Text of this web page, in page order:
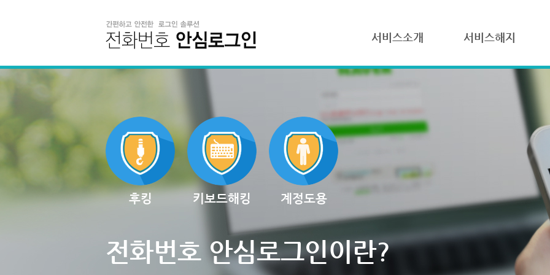
서비스소개 서비스해지
후킹 키보드해킹 계정도용
전화번호 안심로그인이란?